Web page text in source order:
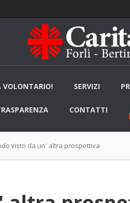
VOLONTARIO! SERVIZI
CONTATTI
visto da un' altra prospettiva